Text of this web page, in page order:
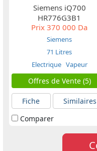
Siemens iQ700
HR776G3B1
Prix 370 000 Da
Siemens
71 Litres
Electrique Vapeur
Offres de Vente (5)
Fiche
Similaires
Comparer